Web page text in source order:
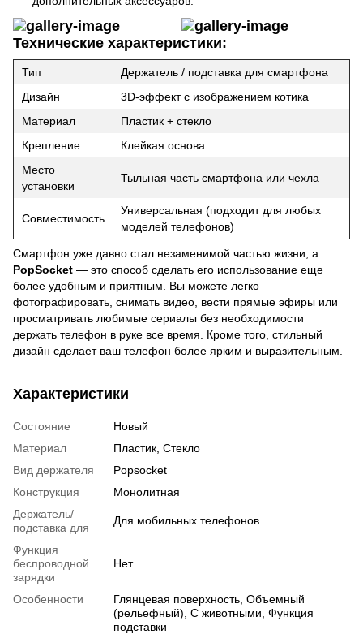
Технические характеристики:
Тип
Держатель / подставка для смартфона
Дизайн
3D-эффект с изображением котика
Материал
Пластик + стекло
Крепление
Клейкая основа
Место
установки
Тыльная часть смартфона или чехла
Совместимость
Универсальная (подходит для любых
моделей телефонов)
Смартфон уже давно стал незаменимой частью жизни, а
PopSocket — это способ сделать его использование еще
более удобным и приятным. Вы можете легко
фотографировать, снимать видео, вести прямые эфиры или
просматривать любимые сериалы без необходимости
держать телефон в руке все время. Кроме того, стильный
дизайн сделает ваш телефон более ярким и выразительным.
Характеристики
Состояние
Новый
Материал
Пластик, Стекло
Вид держателя
Popsocket
Конструкция
Монолитная
Держатель/
подставка для
Для мобильных телефонов
Функция
беспроводной
зарядки
Нет
Особенности Глянцевая поверхность Объемный
(рельефный) С животными Функция
подставки